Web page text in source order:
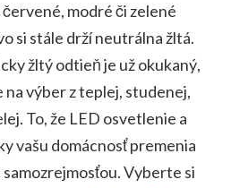
modré či zelené
si stále drží neutrálna žltá.
žltý odtieň je už okukaný,
na výber z teplej, studenej,
To, že LED osvetlenie a
vašu domácnosť premenia
Vyberte si